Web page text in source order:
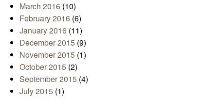
March 2016 (10)
February 2016 (6)
January 2016 (11)
December 2015 (9)
November 2015 (1)
October 2015 (2)
September 2015 (4)
July 2015 (1)